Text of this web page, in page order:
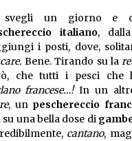
un giorno e
italiano, dalla
i posti, dove,
Bene. Tirando su la
che tutti i pesci che
francese…!In un
, un peschereccio
una bella dose di
cantano,